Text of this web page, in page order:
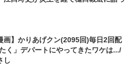
画】かりあげクン(2095回)毎日2回配
く」デパートにやってきたワケは.../
し